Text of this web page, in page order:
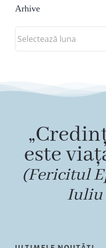
Arhive
Arhive
este
(Fericitul
Iuliu